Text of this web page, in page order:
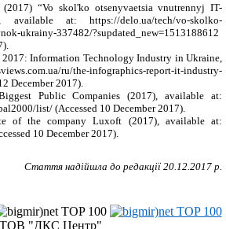
(2017) “Vo skol'ko otsenyvaetsia vnutrennyj IT-
available at: https://delo.ua/tech/vo-skolko-
ukrainy-337482/?supdated_new=1513188612
Information Technology Industry in Ukraine,
ru/the-infographics-report-it-industry-
December 2017).
Public Companies (2017), available at:
list/ (Accessed 10 December 2017).
of the company Luxoft (2017), available at:
10 December 2017).
Стаття надійшла до редакції 20.12.2017 р.
ТОВ "ДКС Центр"